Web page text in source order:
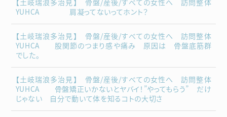
【土岐瑞浪多治見】 骨盤/産後/すべての女性へ 訪問整体
YUHCA 肩凝ってないってホント？
【土岐瑞浪多治見】 骨盤/産後/すべての女性へ 訪問整体
YUHCA 股関節のつまり感や痛み 原因は 骨盤底筋群
でした。
【土岐瑞浪多治見】 骨盤/産後/すべての女性へ 訪問整体
YUHCA 骨盤矯正いかないとヤバイ！”やってもらう” だけ
じゃない 自分で動いて体を知るコトの大切さ